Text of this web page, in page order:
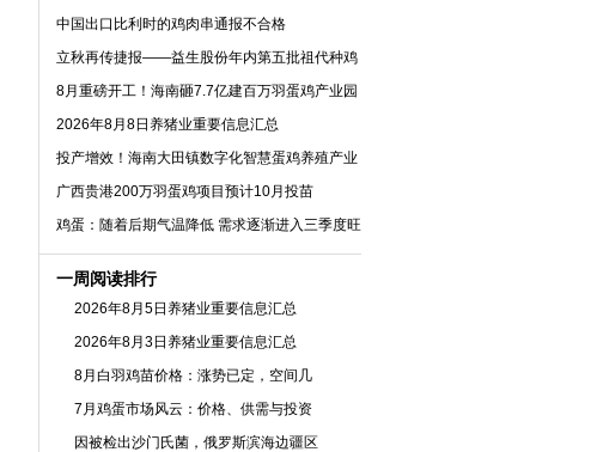
保合规法治化新阶段
中国出口比利时的鸡肉串通报不合格
立秋再传捷报——益生股份年内第五批祖代种鸡
引种落地
8月重磅开工！海南砸7.7亿建百万羽蛋鸡产业园
2026年8月8日养猪业重要信息汇总
投产增效！海南大田镇数字化智慧蛋鸡养殖产业
园正式投产
广西贵港200万羽蛋鸡项目预计10月投苗
鸡蛋：随着后期气温降低 需求逐渐进入三季度旺
季
一周阅读排行
2026年8月5日养猪业重要信息汇总
2026年8月3日养猪业重要信息汇总
8月白羽鸡苗价格：涨势已定，空间几
7月鸡蛋市场风云：价格、供需与投资
因被检出沙门氏菌，俄罗斯滨海边疆区